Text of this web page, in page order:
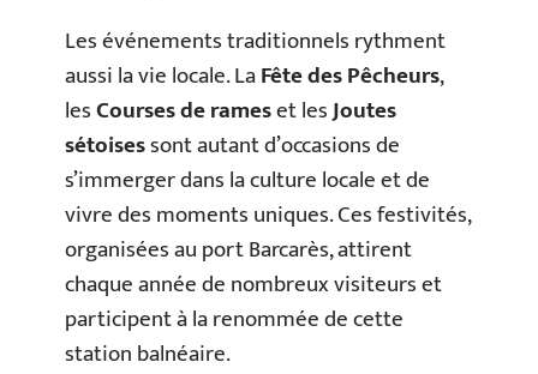
Les événements traditionnels rythment
aussi la vie locale. LaFête des Pêcheurs,
lesCourses de rameset lesJoutes
sétoisessont autant d’occasions de
s’immerger dans la culture locale et de
vivre des moments uniques. Ces festivités,
organisées au port Barcarès, attirent
chaque année de nombreux visiteurs et
participent à la renommée de cette
station balnéaire.